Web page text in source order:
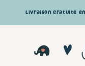
Aller
au
contenu
Livraison gratuite